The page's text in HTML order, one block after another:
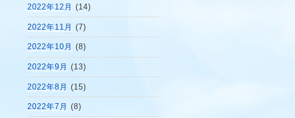
2022年12月 (14)
2022年11月 (7)
2022年10月 (8)
2022年9月 (13)
2022年8月 (15)
2022年7月 (8)